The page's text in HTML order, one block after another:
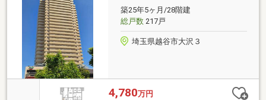
築25年5ヶ月/28階建
総戸数217戸
埼玉県越谷市大沢３
4,780万円